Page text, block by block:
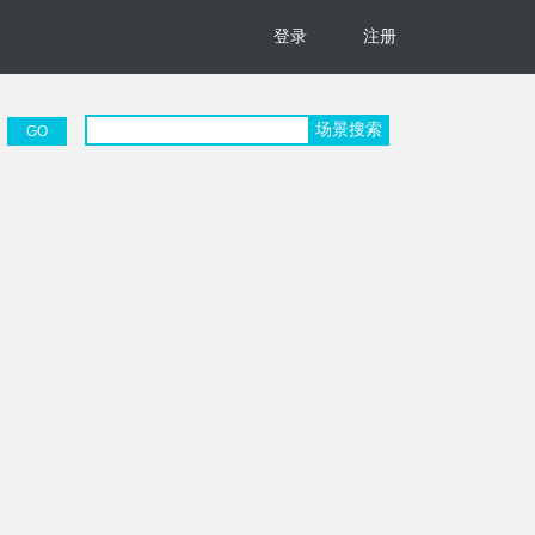
登录 注册